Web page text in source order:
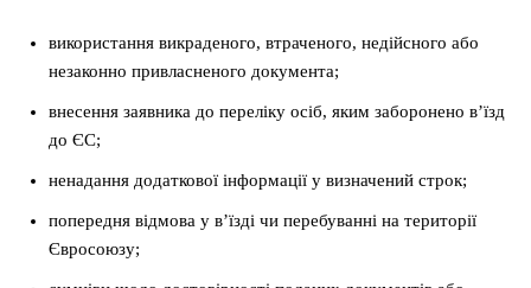
використання викраденого, втраченого, недійсного або
незаконно привласненого документа;
внесення заявника до переліку осіб, яким заборонено в’їзд
до ЄС;
ненадання додаткової інформації у визначений строк;
попередня відмова у в’їзді чи перебуванні на території
Євросоюзу;